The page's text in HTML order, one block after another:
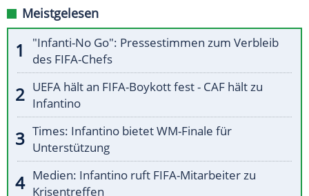
Meistgelesen
"Infanti-No Go": Pressestimmen zum Verbleib
des FIFA-Chefs
UEFA hält an FIFA-Boykott fest - CAF hält zu
Infantino
Times: Infantino bietet WM-Finale für
Unterstützung
Medien: Infantino ruft FIFA-Mitarbeiter zu
Krisentreffen